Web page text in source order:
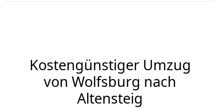
Kostengünstiger Umzug
von Wolfsburg nach
Altensteig